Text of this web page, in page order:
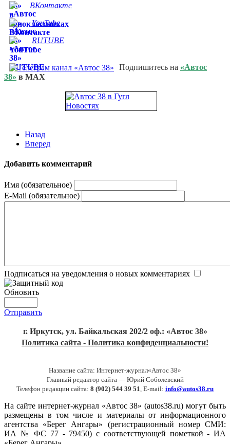
ВКонтакте
YouTube
RUTUBE
Подпишитесь на «Автос
38» в MAX
Назад
Вперед
Добавить комментарий
Имя (обязательное)
E-Mail (обязательное)
Подписаться на уведомления о новых комментариях
Обновить
Отправить
г. Иркутск, ул. Байкальская 202/2 оф.: «Автос 38»
Политика сайта - Политика конфиденциальности!
Название сайта: Интернет-журнал«Автос 38»
Главный редактор сайта — Юрий Соболевский
Телефон редакции сайта: 8 (902) 544 39 51 , E-mail: info@autos38.ru
На сайте интернет-журнал «Автос 38» (autos38.ru) могут быть
размещены в том числе и материалы от информационного
агентства «Берег Ангары» (регистрационный номер СМИ:
ИА № ФС 77 - 79450) с соответствующей пометкой - ИА